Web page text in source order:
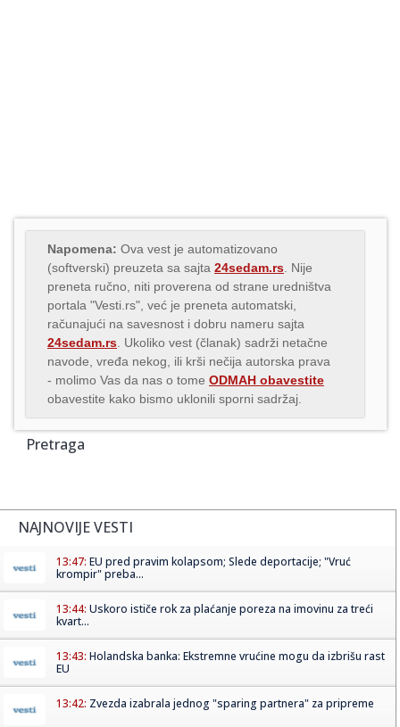
Napomena: Ova vest je automatizovano
(softverski) preuzeta sa sajta 24sedam.rs . Nije
preneta ručno, niti proverena od strane uredništva
portala "Vesti.rs", već je preneta automatski,
računajući na savesnost i dobru nameru sajta
24sedam.rs . Ukoliko vest (članak) sadrži netačne
navode, vređa nekog, ili krši nečija autorska prava
- molimo Vas da nas o tome ODMAH obavestite
obavestite kako bismo uklonili sporni sadržaj.
Pretraga
NAJNOVIJE VESTI
13:47: EU pred pravim kolapsom; Slede deportacije; "Vruć
krompir" preba...
13:44: Uskoro ističe rok za plaćanje poreza na imovinu za treći
kvart...
13:43: Holandska banka: Ekstremne vrućine mogu da izbrišu rast
EU
13:42: Zvezda izabrala jednog "sparing partnera" za pripreme